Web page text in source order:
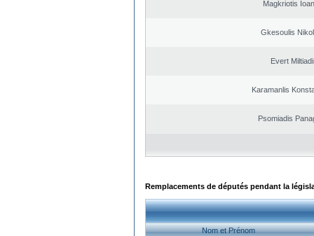
Magkriotis
Gkesoulis
Evert
Karamanlis
Psomiadis
Remplacements de députés pendant la
Nom et Prénom